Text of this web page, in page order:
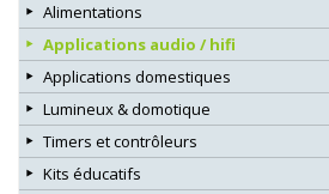
Alimentations
Applications audio / hifi
Applications domestiques
Lumineux & domotique
Timers et contrôleurs
Kits éducatifs